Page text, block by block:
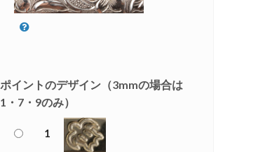
ポイントのデザイン（3mmの場合は
1・7・9のみ）
1